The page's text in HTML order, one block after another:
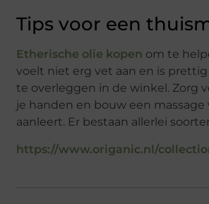
Tips voor een
Etherische olie kopen om te
voelt niet erg vet aan en is
te overleggen in de winkel. Zorg
je handen en bouw een
aanleert. Er bestaan allerlei
https://www.origanic.nl/